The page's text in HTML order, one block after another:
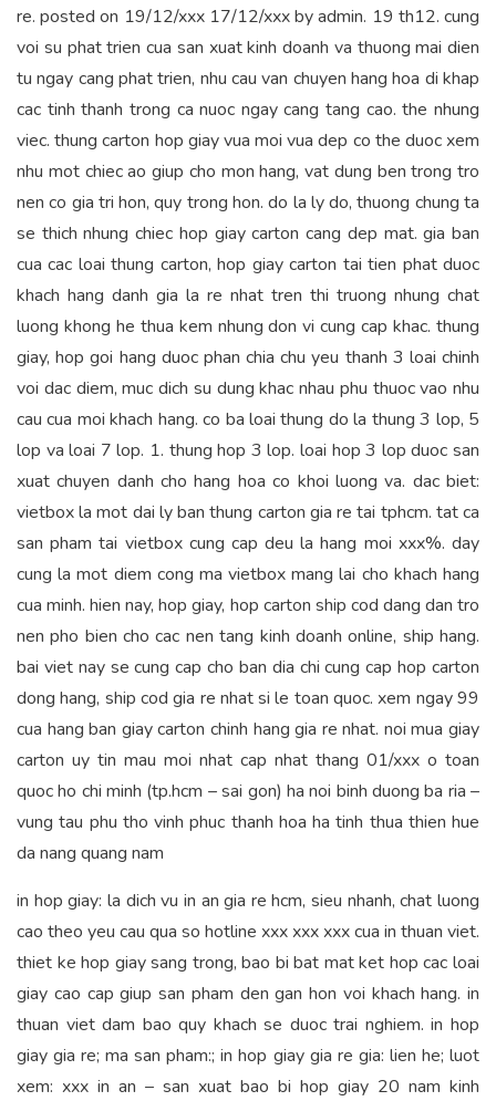
re. posted on 19/12/xxx 17/12/xxx by admin. 19 th12. cung
voi su phat trien cua san xuat kinh doanh va thuong mai dien
tu ngay cang phat trien, nhu cau van chuyen hang hoa di khap
cac tinh thanh trong ca nuoc ngay cang tang cao. the nhung
viec. thung carton hop giay vua moi vua dep co the duoc xem
nhu mot chiec ao giup cho mon hang, vat dung ben trong tro
nen co gia tri hon, quy trong hon. do la ly do, thuong chung ta
se thich nhung chiec hop giay carton cang dep mat. gia ban
cua cac loai thung carton, hop giay carton tai tien phat duoc
khach hang danh gia la re nhat tren thi truong nhung chat
luong khong he thua kem nhung don vi cung cap khac. thung
giay, hop goi hang duoc phan chia chu yeu thanh 3 loai chinh
voi dac diem, muc dich su dung khac nhau phu thuoc vao nhu
cau cua moi khach hang. co ba loai thung do la thung 3 lop, 5
lop va loai 7 lop. 1. thung hop 3 lop. loai hop 3 lop duoc san
xuat chuyen danh cho hang hoa co khoi luong va. dac biet:
vietbox la mot dai ly ban thung carton gia re tai tphcm. tat ca
san pham tai vietbox cung cap deu la hang moi xxx%. day
cung la mot diem cong ma vietbox mang lai cho khach hang
cua minh. hien nay, hop giay, hop carton ship cod dang dan tro
nen pho bien cho cac nen tang kinh doanh online, ship hang.
bai viet nay se cung cap cho ban dia chi cung cap hop carton
dong hang, ship cod gia re nhat si le toan quoc. xem ngay 99
cua hang ban giay carton chinh hang gia re nhat. noi mua giay
carton uy tin mau moi nhat cap nhat thang 01/xxx o toan
quoc ho chi minh (tp.hcm – sai gon) ha noi binh duong ba ria –
vung tau phu tho vinh phuc thanh hoa ha tinh thua thien hue
da nang quang nam
in hop giay: la dich vu in an gia re hcm, sieu nhanh, chat luong
cao theo yeu cau qua so hotline xxx xxx xxx cua in thuan viet.
thiet ke hop giay sang trong, bao bi bat mat ket hop cac loai
giay cao cap giup san pham den gan hon voi khach hang. in
thuan viet dam bao quy khach se duoc trai nghiem. in hop
giay gia re; ma san pham:; in hop giay gia re gia: lien he; luot
xem: xxx in an – san xuat bao bi hop giay 20 nam kinh